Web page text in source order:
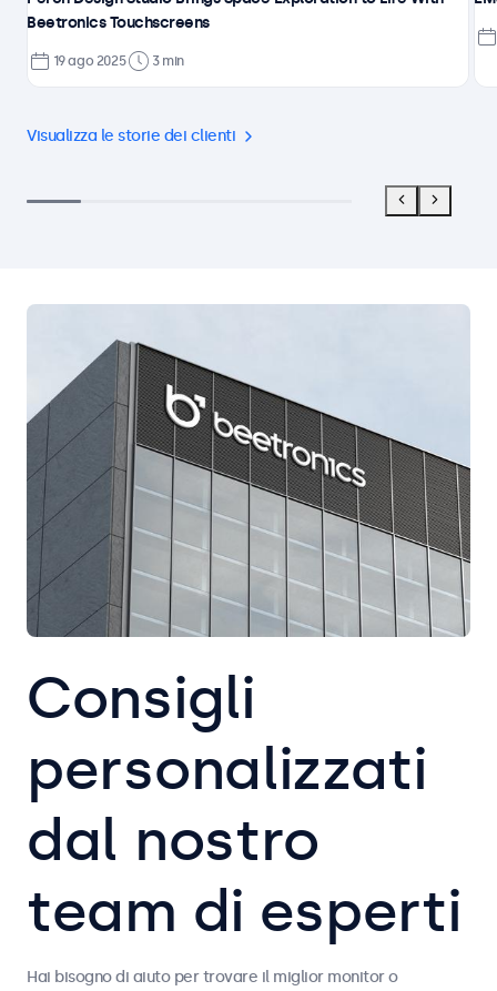
Visualizza le storie dei clienti
Beetronics Touchscreens
19 ago 2025 3 min
Consigli
personalizzati
dal nostro
team di esperti
Hai bisogno di aiuto per trovare il miglior monitor o